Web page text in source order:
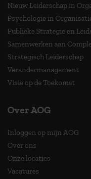
Nieuw Leiderschap in
Psychologie in
Publieke Strategie en
Samenwerken aan
Strategisch Leiderschap
Verandermanagement
Visie op de Toekomst
Over AOG
Inloggen op mijn AOG
Over ons
Onze locaties
Vacatures